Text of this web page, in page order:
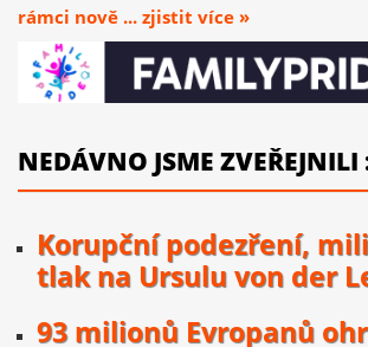
rámci nově ... zjistit více »
NEDÁVNO JSME ZVEŘEJNILI
Korupční podezření,
tlak na Ursulu von der
93 milionů Evropanů